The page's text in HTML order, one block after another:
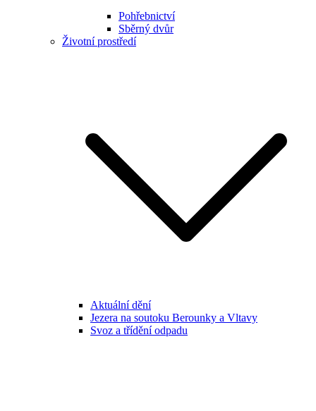
Pohřebnictví
Sběrný dvůr
Životní prostředí
Aktuální dění
Jezera na soutoku Berounky a Vltavy
Svoz a třídění odpadu